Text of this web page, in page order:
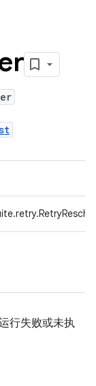
行失败或未执